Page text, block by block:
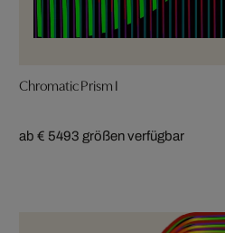
Chromatic Prism I
ab € 5493 größen verfügbar